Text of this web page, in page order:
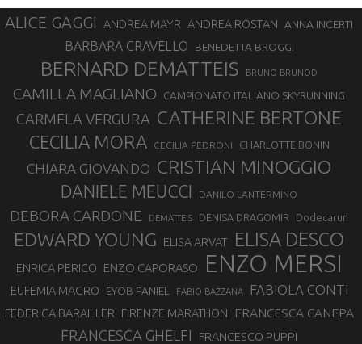
ALICE GAGGI ANDREA MAYR ANDREA ROSTAN ANNA INCERTI
BARBARA CRAVELLO BENEDETTA BROGGI
BERNARD DEMATTEIS BRUNO BRUNOD
CAMILLA MAGLIANO CAMPIONATO ITALIANO SKYRUNNING
CARMELA VERGURA CATHERINE BERTONE
CECILIA MORA CECILIA PEDRONI CHARLOTTE BONIN
CHIARA GIOVANDO CRISTIAN MINOGGIO
DANIELE MEUCCI DANILO LANTERMINO
DEBORA CARDONE DEMATTEIS DENISA DRAGOMIR Dodecarun
EDWARD YOUNG ELISA ARVAT ELISA DESCO
ENRICA PERICO ENZO CAPORASO ENZO MERSI
EUFEMIA MAGRO EYOB FANIEL FABIO BAZZANA FABIOLA CONTI
FEDERICA BARAILLER FIRENZE MARATHON FRANCESCA CANEPA
FRANCESCA GHELFI FRANCESCO PUPPI